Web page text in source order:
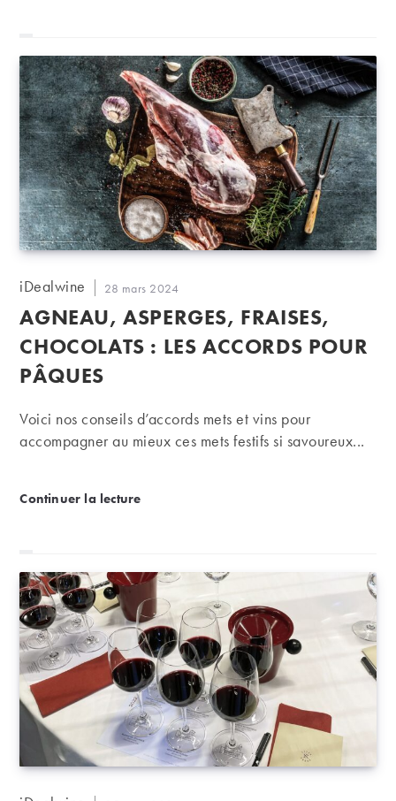
Auteur/autrice
la
publication :
iDealwine
Publication
publiée :
28 mars 2024
AGNEAU, ASPERGES, FRAISES,
CHOCOLATS : LES ACCORDS POUR
PÂQUES
Voici nos conseils d’accords mets et vins pour
accompagner au mieux ces mets festifs si savoureux...
Continuer la lectureAgneau, asperges, fraises, chocolats : les accords